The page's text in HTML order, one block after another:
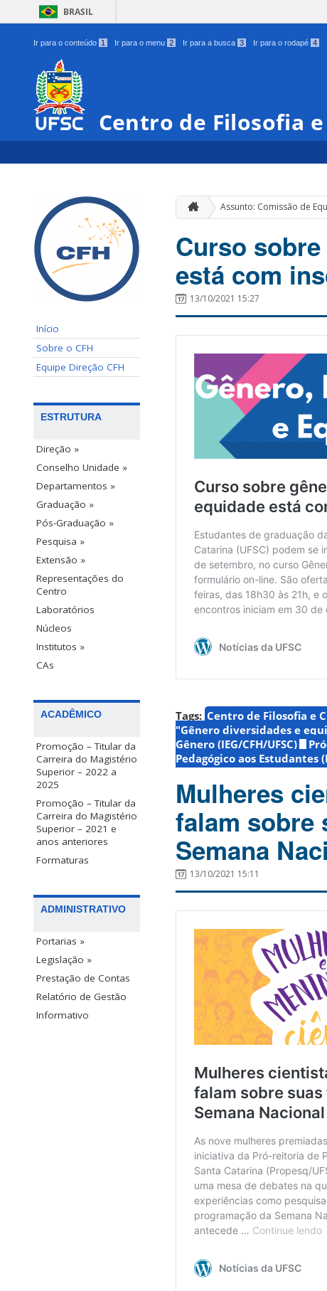
BRASIL
Ir para o conteúdo 1 Ir para o menu 2 Ir para a busca 3 Ir para o rodapé 4
Centro de Filosofia
Início
Sobre o CFH
Equipe Direção CFH
ESTRUTURA
Direção »
Conselho Unidade »
Departamentos »
Graduação »
Pós-Graduação »
Pesquisa »
Extensão »
Representações do
Centro
Laboratórios
Núcleos
Institutos »
CAs
ACADÊMICO
Promoção – Titular da
Carreira do Magistério
Superior – 2022 a
2025
Promoção – Titular da
Carreira do Magistério
Superior – 2021 e
anos anteriores
Formaturas
ADMINISTRATIVO
Portarias »
Legislação »
Prestação de Contas
Relatório de Gestão
Informativo
Assunto: Comissão de
Curso
está com
13/10/2021 15:27
Tags: Centro de Filosofia e
"Gênero diversidades e
Gênero (IEG/CFH/UFSC)
Pedagógico aos Estudantes
Mulheres
falam sobre
Semana
13/10/2021 15:11